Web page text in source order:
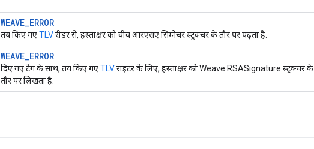
WEAVE_ERROR
तय किए गएTLVरीडर से, हस्ताक्षर को वीव आरएसए सिग्नेचर स्ट्रक्चर के तौर पर पढ़ता है.
WEAVE_ERROR
दिए गए टैग के साथ, तय किए गएTLVराइटर के लिए, हस्ताक्षर को Weave RSASignature स्ट्रक्चर के
तौर पर लिखता है.